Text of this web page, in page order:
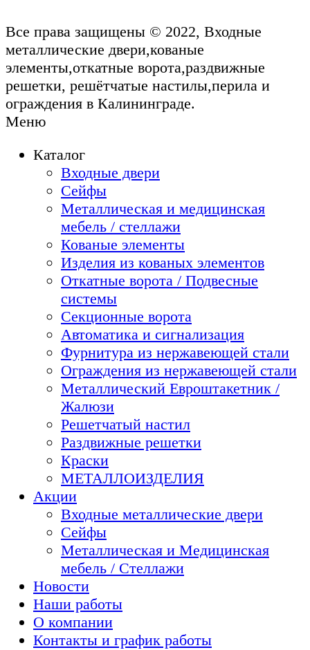
Все права защищены © 2022, Входные
металлические двери,кованые
элементы,откатные ворота,раздвижные
решетки, решётчатые настилы,перила и
ограждения в Калининграде.
Меню
Каталог
Входные двери
Сейфы
Металлическая и медицинская
мебель / стеллажи
Кованые элементы
Изделия из кованых элементов
Откатные ворота / Подвесные
системы
Секционные ворота
Автоматика и сигнализация
Фурнитура из нержавеющей стали
Ограждения из нержавеющей стали
Металлический Евроштакетник /
Жалюзи
Решетчатый настил
Раздвижные решетки
Краски
МЕТАЛЛОИЗДЕЛИЯ
Акции
Входные металлические двери
Сейфы
Металлическая и Медицинская
мебель / Стеллажи
Новости
Наши работы
О компании
Контакты и график работы